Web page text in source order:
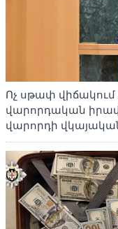
Ոչ սթափ
վարորդական
վարորդի